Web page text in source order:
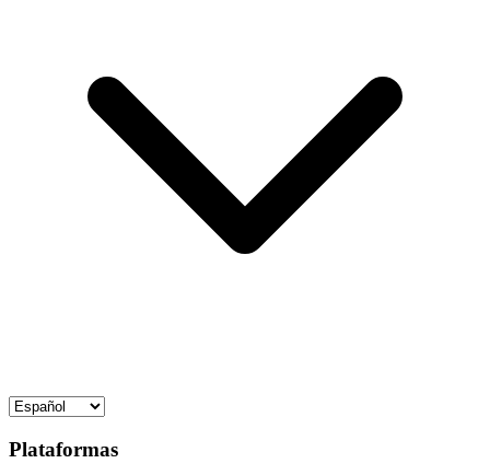
Plataformas